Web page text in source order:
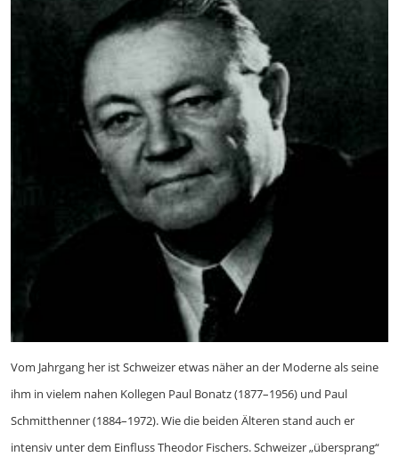
Vom Jahrgang her ist Schweizer etwas näher an der Moderne als seine
ihm in vielem nahen Kollegen Paul Bonatz (1877–1956) und Paul
Schmitthenner (1884–1972). Wie die beiden Älteren stand auch er
intensiv unter dem Einfluss Theodor Fischers. Schweizer „übersprang“